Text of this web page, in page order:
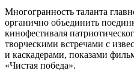
Многогранность таланта
органично объединить
кинофестиваля
творческими встречами с
и каскадерами, показами
«Чистая победа».